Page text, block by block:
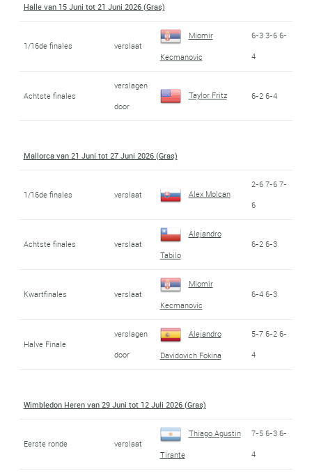
Halle van 15 Juni tot 21 Juni 2026 (Gras)
1/16de finales verslaat
Miomir
Kecmanovic
6-3 3-6 6-
4
Achtste finales
verslagen
door
Taylor Fritz 6-2 6-4
Mallorca van 21 Juni tot 27 Juni 2026 (Gras)
1/16de finales verslaat Alex Molcan
2-6 7-6 7-
6
Achtste finales verslaat
Alejandro
Tabilo
6-2 6-3
Kwartfinales verslaat
Miomir
Kecmanovic
6-4 6-3
Halve Finale
verslagen
door
Alejandro
Davidovich Fokina
5-7 6-2 6-
4
Wimbledon Heren van 29 Juni tot 12 Juli 2026 (Gras)
Eerste ronde verslaat
Thiago Agustin
Tirante
7-5 6-3 6-
4